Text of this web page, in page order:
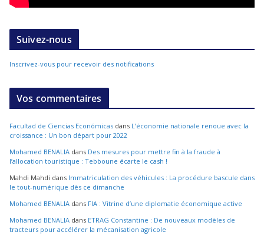
Suivez-nous
Inscrivez-vous pour recevoir des notifications
Vos commentaires
Facultad de Ciencias Económicas dans L’économie nationale renoue avec la
croissance : Un bon départ pour 2022
Mohamed BENALIA dans Des mesures pour mettre fin à la fraude à
l’allocation touristique : Tebboune écarte le cash !
Mahdi Mahdi dans Immatriculation des véhicules : La procédure bascule dans
le tout-numérique dès ce dimanche
Mohamed BENALIA dans FIA : Vitrine d’une diplomatie économique active
Mohamed BENALIA dans ETRAG Constantine : De nouveaux modèles de
tracteurs pour accélérer la mécanisation agricole